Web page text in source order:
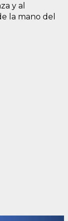
y al
la mano del